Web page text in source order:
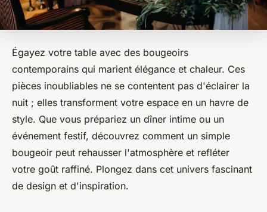
Égayez votre table avec des bougeoirs
contemporains qui marient élégance et chaleur. Ces
pièces inoubliables ne se contentent pas d'éclairer la
nuit ; elles transforment votre espace en un havre de
style. Que vous prépariez un dîner intime ou un
événement festif, découvrez comment un simple
bougeoir peut rehausser l'atmosphère et refléter
votre goût raffiné. Plongez dans cet univers fascinant
de design et d'inspiration.